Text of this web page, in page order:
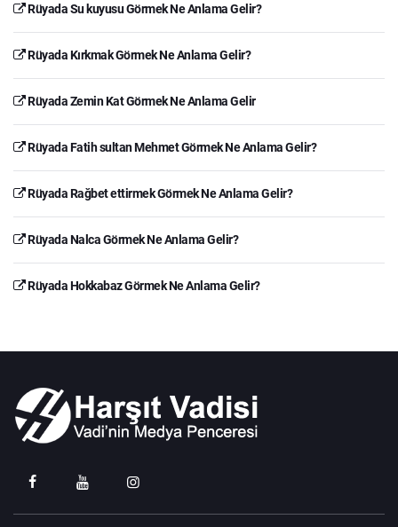
Rüyada Su kuyusu Görmek Ne Anlama Gelir?
Rüyada Kırkmak Görmek Ne Anlama Gelir?
Rüyada Zemin Kat Görmek Ne Anlama Gelir
Rüyada Fatih sultan Mehmet Görmek Ne Anlama Gelir?
Rüyada Rağbet ettirmek Görmek Ne Anlama Gelir?
Rüyada Nalca Görmek Ne Anlama Gelir?
Rüyada Hokkabaz Görmek Ne Anlama Gelir?